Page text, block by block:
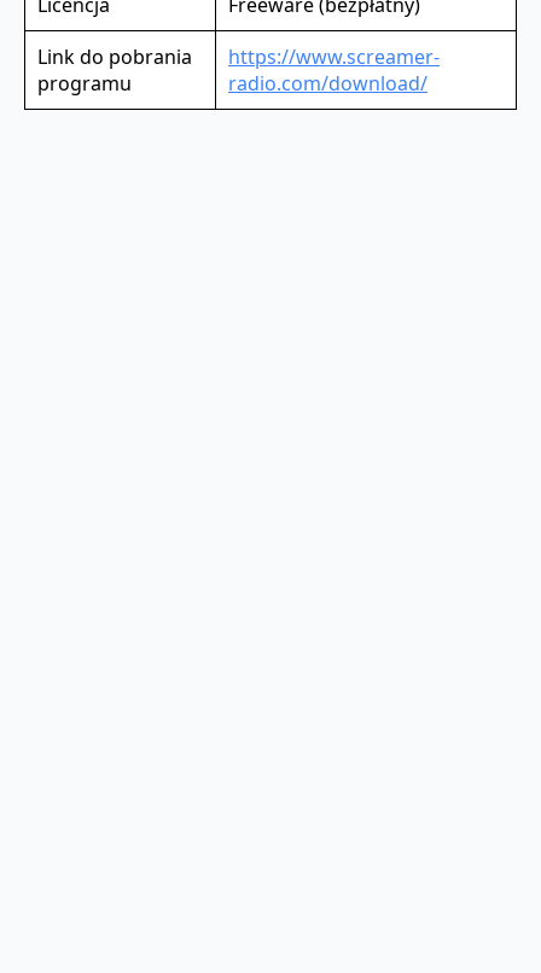
Link do pobrania
programu
https://www.screamer-
radio.com/download/